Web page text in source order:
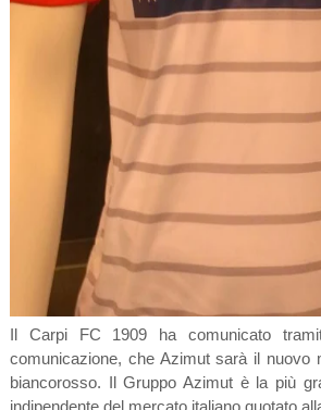
Il Carpi FC 1909 ha comunicato
comunicazione, che Azimut sarà il nuovo
biancorosso. Il Gruppo Azimut è la più